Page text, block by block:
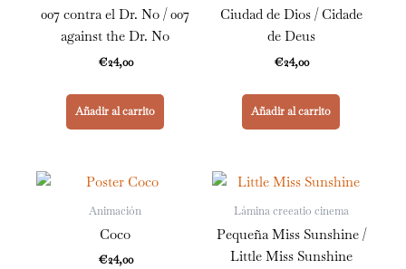
007 contra el Dr. No / 007
against the Dr. No
€24,00
Añadir al carrito
Ciudad de Dios / Cidade
de Deus
€24,00
Añadir al carrito
Animación
Coco
€24,00
Lámina creeatio cinema
Pequeña Miss Sunshine /
Little Miss Sunshine